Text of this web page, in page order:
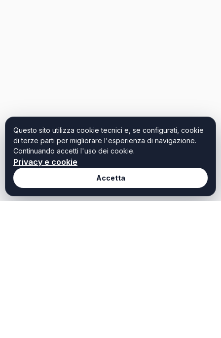
Questo sito utilizza cookie tecnici e, se configurati, cookie
di terze parti per migliorare l'esperienza di navigazione.
Continuando accetti l'uso dei cookie.
Privacy e cookie
Accetta